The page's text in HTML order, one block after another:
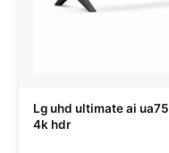
Lg uhd ultimate ai
4k hdr